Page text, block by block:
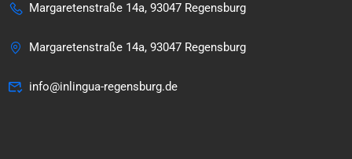
Margaretenstraße 14a, 93047 Regensburg
Margaretenstraße 14a, 93047 Regensburg
info@inlingua-regensburg.de